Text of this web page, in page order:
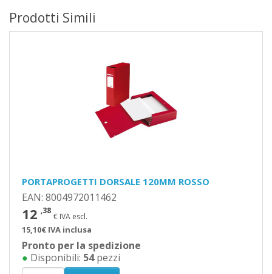
Prodotti Simili
PORTAPROGETTI DORSALE 120MM ROSSO
EAN: 8004972011462
12 ,38
€ IVA escl.
15,10€ IVA inclusa
Pronto per la spedizione
● Disponibili: 54pezzi